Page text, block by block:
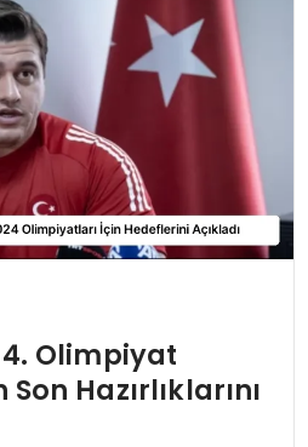
4. Olimpiyat
Hazırlıklarını